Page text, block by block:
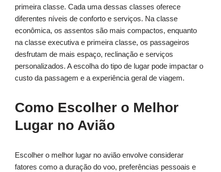
primeira classe. Cada uma dessas classes oferece
diferentes níveis de conforto e serviços. Na classe
econômica, os assentos são mais compactos, enquanto
na classe executiva e primeira classe, os passageiros
desfrutam de mais espaço, reclinação e serviços
personalizados. A escolha do tipo de lugar pode impactar o
custo da passagem e a experiência geral de viagem.
Como Escolher o Melhor
Lugar no Avião
Escolher o melhor lugar no avião envolve considerar
fatores como a duração do voo, preferências pessoais e